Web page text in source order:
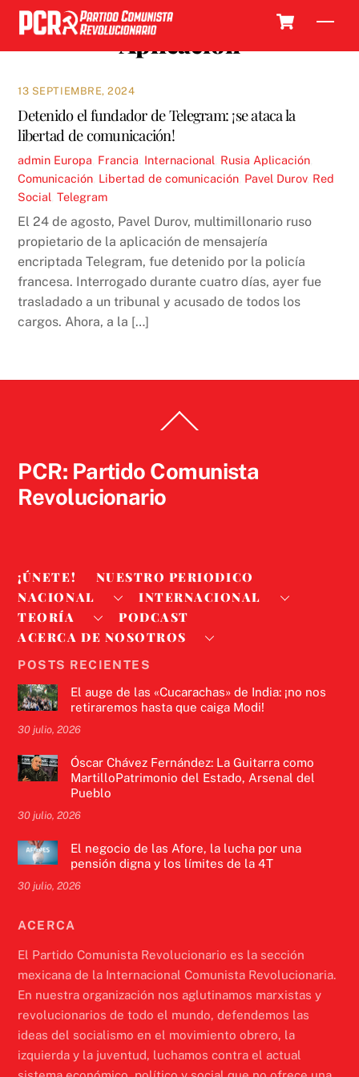
Skip
content
Aplicación
13 SEPTIEMBRE, 2024
Detenido el fundador de Telegram: ¡se ataca la
libertad de comunicación!
admin Europa Francia Internacional Rusia Aplicación
Comunicación Libertad de comunicación Pavel Durov, Red
Social ,Telegram
El 24 de agosto, Pavel Durov, multimillonario ruso
propietario de la aplicación de mensajería
encriptada Telegram, fue detenido por la policía
francesa. Interrogado durante cuatro días, ayer fue
trasladado a un tribunal y acusado de todos los
cargos. Ahora, a la […]
To
PCR: Partido Comunista
Revolucionario
¡ÚNETE!
NUESTRO PERIODICO
NACIONAL
INTERNACIONAL
TEORÍA
PODCAST
ACERCA DE NOSOTROS
POSTS RECIENTES
El auge de las «Cucarachas» de India: ¡no nos
retiraremos hasta que caiga Modi!
30 julio, 2026
Óscar Chávez Fernández: La Guitarra como
MartilloPatrimonio del Estado, Arsenal del
Pueblo
30 julio, 2026
El negocio de las Afore, la lucha por una
pensión digna y los límites de la 4T
30 julio, 2026
ACERCA
El Partido Comunista Revolucionario es la sección
mexicana de la Internacional Comunista Revolucionaria.
En nuestra organización nos aglutinamos marxistas y
revolucionarios de todo el mundo, defendemos las
ideas del socialismo en el movimiento obrero, la
izquierda y la juventud, luchamos contra el actual